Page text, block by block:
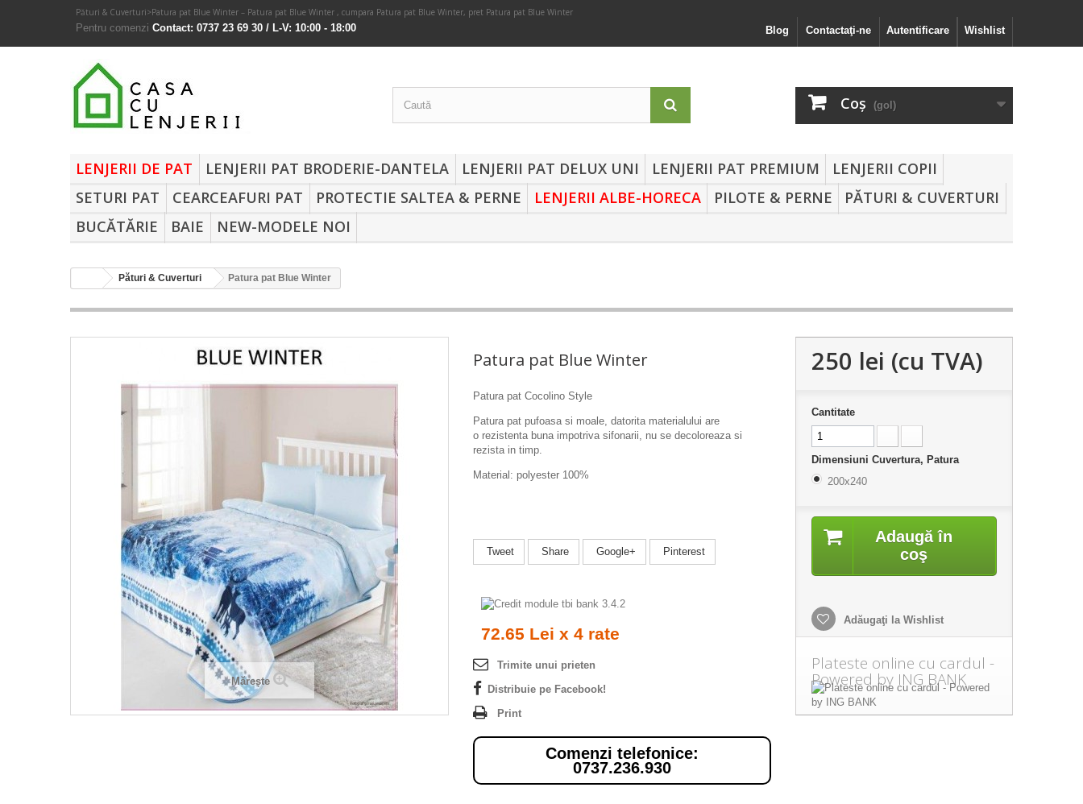
Pături & Cuverturi>Patura pat Blue Winter – Patura pat Blue Winter , cumpara Patura pat Blue Winter, pret Patura pat Blue Winter
Wishlist
Autentificare
Contactaţi-ne
Pentru comenzi Contact: 0737 23 69 30 / L-V: 10:00 - 18:00 Blog
Coş (gol)
LENJERII DE PAT LENJERII PAT BRODERIE-DANTELA LENJERII PAT DELUX UNI LENJERII PAT PREMIUM
LENJERII COPII
SETURI PAT
CEARCEAFURI PAT PROTECTIE SALTEA & PERNE LENJERII ALBE-HORECA PILOTE & PERNE
PĂTURI & CUVERTURI
BUCĂTĂRIE
BAIE NEW-MODELE NOI
Pături & Cuverturi Patura pat Blue Winter
Mărește
Patura pat Blue Winter
Patura pat Cocolino Style
Patura pat pufoasa si moale, datorita materialului are
o rezistenta buna impotriva sifonarii, nu se decoloreaza si
rezista in timp.
Material: polyester 100%
Tweet Share Google+ Pinterest
72.65 Lei x 4 rate
Trimite unui prieten
Distribuie pe Facebook!
Print
Comenzi telefonice:
0737.236.930
250 lei (cu TVA)
Cantitate
Dimensiuni Cuvertura, Patura
200x240
Adaugă în
coş
Adăugaţi la Wishlist
Plateste online cu cardul -
Powered by ING BANK